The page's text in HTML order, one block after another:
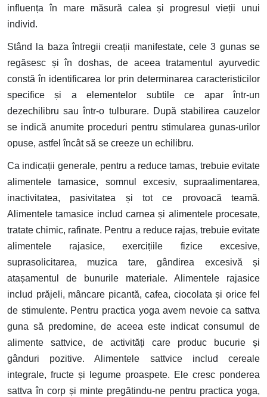
influența în mare măsură calea și progresul vieții unui
individ.
Stând la baza întregii creații manifestate, cele 3 gunas se
regăsesc și în doshas, de aceea tratamentul ayurvedic
constă în identificarea lor prin determinarea caracteristicilor
specifice și a elementelor subtile ce apar într-un
dezechilibru sau într-o tulburare. După stabilirea cauzelor
se indică anumite proceduri pentru stimularea gunas-urilor
opuse, astfel încât să se creeze un echilibru.
Ca indicații generale, pentru a reduce tamas, trebuie evitate
alimentele tamasice, somnul excesiv, supraalimentarea,
inactivitatea, pasivitatea și tot ce provoacă teamă.
Alimentele tamasice includ carnea și alimentele procesate,
tratate chimic, rafinate. Pentru a reduce rajas, trebuie evitate
alimentele rajasice, exercițiile fizice excesive,
suprasolicitarea, muzica tare, gândirea excesivă și
atașamentul de bunurile materiale. Alimentele rajasice
includ prăjeli, mâncare picantă, cafea, ciocolata și orice fel
de stimulente. Pentru practica yoga avem nevoie ca sattva
guna să predomine, de aceea este indicat consumul de
alimente sattvice, de activități care produc bucurie și
gânduri pozitive. Alimentele sattvice includ cereale
integrale, fructe și legume proaspete. Ele cresc ponderea
sattva în corp și minte pregătindu-ne pentru practica yoga,